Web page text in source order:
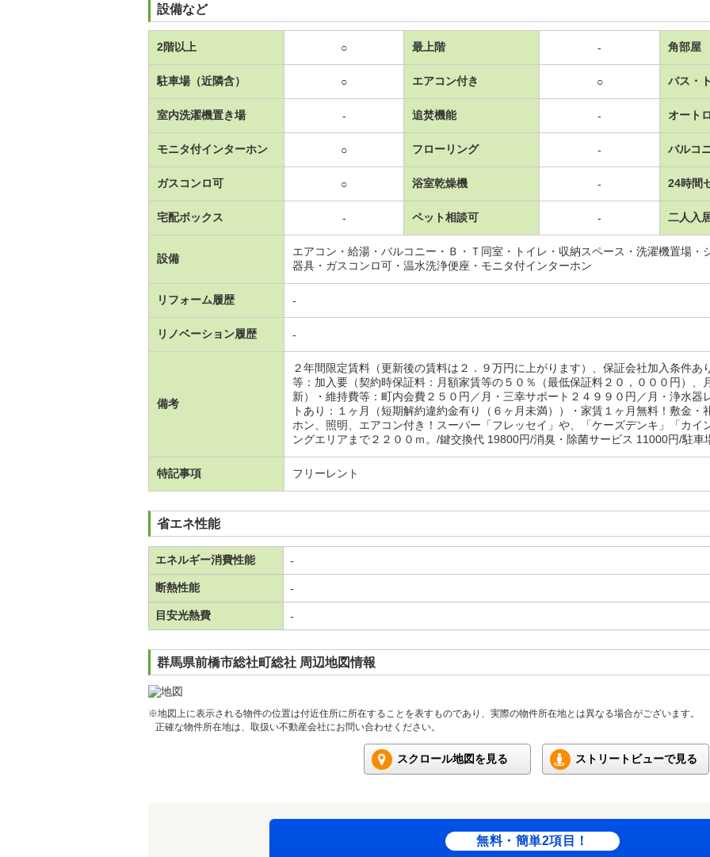
設備など
2階以上 ○ 最上階 - 角部屋
駐車場（近隣含） ○ エアコン付き ○ バス・
室内洗濯機置き場 - 追焚機能 - オート
モニタ付インターホン ○ フローリング - バルコ
ガスコンロ可 ○ 浴室乾燥機 - 24時間
宅配ボックス - ペット相談可 - 二人入
設備
エアコン・給湯・バルコニー・Ｂ・Ｔ同室・トイレ・収納スペース・洗濯機置場・
器具・ガスコンロ可・温水洗浄便座・モニタ付インターホン
リフォーム履歴 -
リノベーション履歴 -
備考
２年間限定賃料（更新後の賃料は２．９万円に上がります）、保証会社加入条件
等：加入要（契約時保証料：月額家賃等の５０％（最低保証料２０，０００円）、
新）・維持費等：町内会費２５０円／月・三幸サポート２４９９０円／月・浄水器
トあり：１ヶ月（短期解約違約金有り（６ヶ月未満））・家賃１ヶ月無料！敷金
ホン、照明、エアコン付き！スーパー「フレッセイ」や、「ケーズデンキ」「カイ
ングエリアまで２２００ｍ。/鍵交換代 19800円/消臭・除菌サービス 11000円/駐車
特記事項 フリーレント
省エネ性能
エネルギー消費性能 -
断熱性能 -
目安光熱費 -
群馬県前橋市総社町総社 周辺地図情報
※地図上に表示される物件の位置は付近住所に所在することを表すものであり、実際の物件所在地とは異なる場合がございます。
正確な物件所在地は、取扱い不動産会社にお問い合わせください。
スクロール地図を見る ストリートビューで見る
無料・簡単2項目！